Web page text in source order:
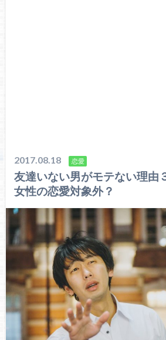
2017.08.18 恋愛
友達いない男がモテない理由
女性の恋愛対象外？